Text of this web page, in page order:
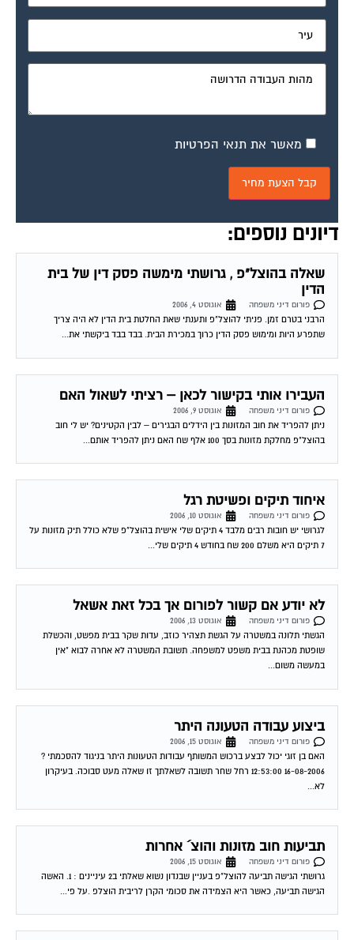
מאשר את תנאי הפרטיות
דיונים נוספים:
שאלה בהוצל"פ , גרושתי מימשה פסק דין של בית
הדין
פורום דיני משפחה
אוגוסט 4, 2006
הרבני בטרם זמן. פניתי להוצל"פ ותענתי שאת החלטת בית הדין לא היה צריך
שתפרע היות ומימוש פסק הדין כרוך במכירת הבית. בבד בבד ביקשתי את...
העבירו אותי בקישור לכאן – רציתי לשאול האם
פורום דיני משפחה
אוגוסט 9, 2006
ניתן להפריד את חוב המזונות בין הידלים הבגירים – לבין הקטינים? יש לי חוב
בהוצל"פ מחלקת מזונות בסך 100 אלף שח האם ניתן להפריד אותם...
איחוד תיקים ופשיטת רגל
פורום דיני משפחה
אוגוסט 10, 2006
לגרושי יש חובות רבים מלבד 4 תיקים שלי אישית בהוצל"פ שלא כולל תיק מזונות על
7 תיקים היא משלם 200 שח בחודש 4 תיקים שלי...
לא יודע אם קשור לפורום אך בכל זאת אשאל
פורום דיני משפחה
אוגוסט 13, 2006
הגשתי תלונה במשטרה על הגשת תצהיר כוזב, עדות שקר בבית מפשט, והכשלת
שופטת מכהנת בבית משפט למשפחה. תשובת המשטרה לא אחרה לבוא "אין
במעשה משום...
ביצוע עבודה הטעונה היתר
פורום דיני משפחה
אוגוסט 15, 2006
האם בן זוגי יכול לבצע ברכוש המשותף עבודות הטעונות היתר בניגוד להסכמתי ?
16-08-2006 12:53:00 רחל שחר תשובה לשאלתך זו שאלה מעט סבוכה. בעיקרון
לא...
תביעות חוב מזונות והוצ´ אחרות
פורום דיני משפחה
אוגוסט 15, 2006
גרושתי הגישה תביעה להוצל"פ בעניין שבנדון נשוא שאלתי ב2 עיניינים : 1. האשה
הגישה תביעה, כאשר היא הצמידה את סכומי הקרן לריבית הוצלפ .על פי...